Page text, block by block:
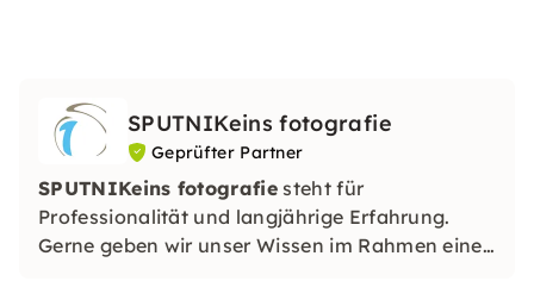
SPUTNIKeins fotografie
Geprüfter Partner
SPUTNIKeins fotografie steht für
Professionalität und langjährige Erfahrung.
Gerne geben wir unser Wissen im Rahmen eines